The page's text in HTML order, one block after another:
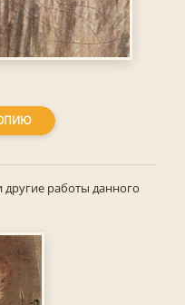
работы данного